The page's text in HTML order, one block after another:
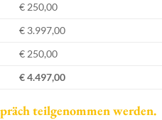
€ 250,00
€ 3.997,00
€ 250,00
€ 4.497,00
teilgenommen werden.